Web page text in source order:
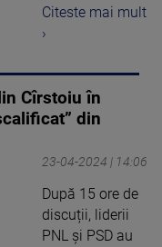
Citeste mai mult
›
Cîrstoiu în
din
23-04-2024 | 14:06
După 15 ore de
discuții, liderii
PNL și PSD au